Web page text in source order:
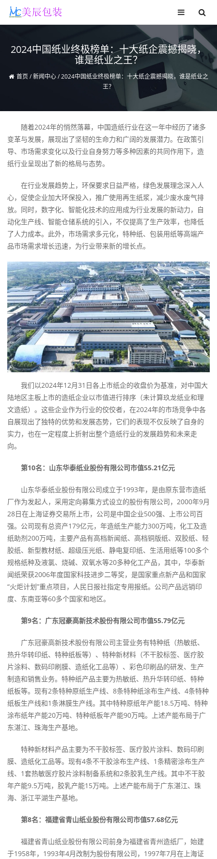
2024中国纸业终极榜单：十大纸企震撼揭晓，
谁是纸业之王？
首页/新闻中心/2024中国纸业终极榜单：十大纸企震撼揭晓，谁是纸业之
王？
随着2024年的悄然落幕，中国造纸行业在这一年中经历了诸多
变革与发展，展现出了坚韧的生命力和广阔的发展潜力。在政策引
导、市场需求变化以及行业自身努力等多种因素的共同作用下，造
纸行业呈现出了新的格局与态势。
在行业发展趋势上，环保要求日益严格，绿色发展理念深入人
心，促使企业加大环保投入，推广使用再生纸浆，减少废水废气排
放。同时，数字化、智能化技术的应用成为行业发展的新动力，自
动化生产线、智能仓储系统的引入，不仅提高了生产效率，也降低
了人力成本。此外，市场需求多元化，特种纸、包装用纸等高端产
品市场需求增长迅速，为行业带来新的增长点。
我们以2024年12月31日各上市纸企的收盘价为基准，对中国大
陆地区主板上市的造纸企业以市值进行排序（未计算玖龙纸业和理
文造纸）。这些企业作为行业的佼佼者，在2024年的市场竞争中各
自展现出了独特的优势和发展态势，它们的表现不仅反映了自身的
实力，也在一定程度上折射出整个造纸行业的发展趋势和未来走
向。
第10名：山东华泰纸业股份有限公司市值55.21亿元
山东华泰纸业股份有限公司成立于1993年，是由原东营市造纸
厂作为发起人，采用定向募集方式设立的股份有限公司，2000年9月
28日在上海证券交易所上市，公司是中国企业500强、上市公司百
强。公司现有总资产179亿元，年造纸生产能力300万吨，化工及造
纸助剂200万吨，主要产品有高档新闻纸、高档铜版纸、双胶纸、轻
胶纸、新型教材纸、超级压光纸、静电复印纸、生活用纸等100多个
规格纸种及液氯、烧碱、双氧水等20多种化工产品，其中，华泰新
闻纸荣获2006年度国家科技进步二等奖，是国家重点新产品和国家
“火炬计划”重点项目，人民日报社指定专用报纸。公司产品远销印
度、东南亚等60多个国家和地区。
第9名：广东冠豪高新技术股份有限公司市值55.79亿元
广东冠豪高新技术股份有限公司主营业务有特种纸（热敏纸、
热升华转印纸、特种纸板等）、特种新材料（不干胶标签、医疗胶
片涂料、数码印刷膜、造纸化工品等）、彩色印刷品的研发、生产
制造和销售业务。特种纸产品主要为热敏纸、热升华转印纸、特种
纸板等。现有2条特种原纸生产线、8条特种纸涂布生产线、4条特种
纸板生产线和1条淋膜生产线。其中特种原纸年产能18.5万吨、特种
涂布纸年产能20万吨、特种纸板年产能90万吨。上述产能布局于广
东湛江、珠海生产基地。
特种新材料产品主要为不干胶标签、医疗胶片涂料、数码印刷
膜、造纸化工品等。现有4条不干胶涂布生产线、1条精密涂布生产
线、1套热敏医疗胶片涂料制备系统和2条胶乳生产线。其中不干胶
年产能9.5万吨，胶乳产能15万吨。上述产能布局于广东湛江、珠
海、浙江平湖生产基地。
第8名：福建省青山纸业股份有限公司市值57.68亿元
福建省青山纸业股份有限公司前身为福建省青州造纸厂，始建
于1958年，1993年4月改制为股份有限公司，1997年7月在上海证